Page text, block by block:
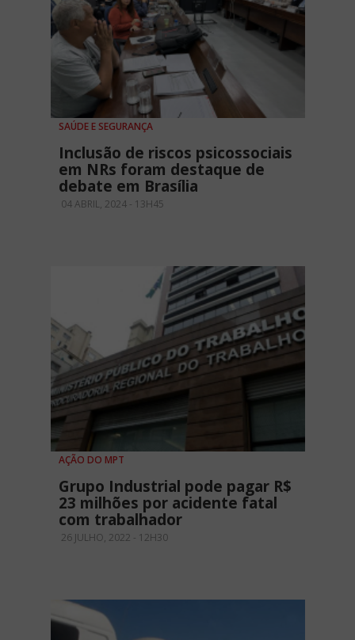
SAÚDE E SEGURANÇA
Inclusão de riscos psicossociais
em NRs foram destaque de
debate em Brasília
04 ABRIL, 2024 - 13H45
AÇÃO DO MPT
Grupo Industrial pode pagar R$
23 milhões por acidente fatal
com trabalhador
26 JULHO, 2022 - 12H30